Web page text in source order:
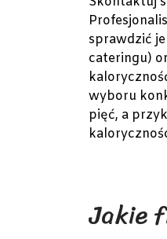
sprawdzić
cateringu)
wyboru
pięć, a
Jakie